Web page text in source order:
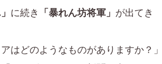
に続き 「暴れん坊将軍」 が出てき
はどのようなものがありますか？」